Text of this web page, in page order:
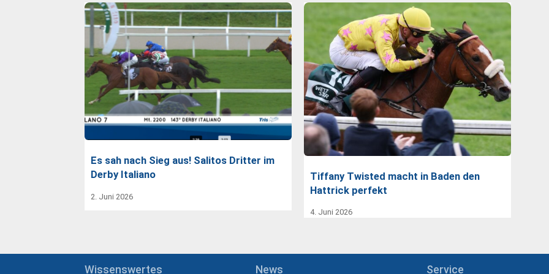
Es sah nach Sieg aus! Salitos Dritter im
Derby Italiano
2. Juni 2026
Tiffany Twisted macht in Baden den
Hattrick perfekt
4. Juni 2026
Wissenswertes News Service